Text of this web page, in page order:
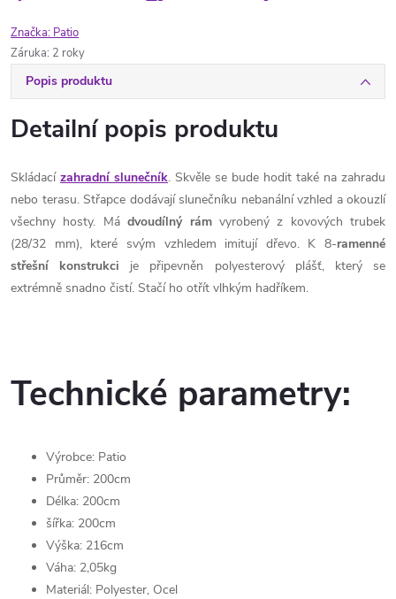
Značka: Patio
Záruka: 2 roky
Popis produktu
Detailní popis produktu
Skládací zahradní slunečník. Skvěle se bude hodit také na zahradu
nebo terasu. Střapce dodávají slunečníku nebanální vzhled a okouzlí
všechny hosty. Mádvoudílný rámvyrobený z kovových trubek
(28/32 mm), které svým vzhledem imitují dřevo. K 8-ramenné
střešní
konstrukci je připevněn polyesterový plášť, který se
extrémně snadno čistí. Stačí ho otřít vlhkým hadříkem.
Technické parametry:
Výrobce: Patio
Průměr: 200cm
Délka: 200cm
šířka: 200cm
Výška: 216cm
Váha: 2,05kg
Materiál: Polyester, Ocel